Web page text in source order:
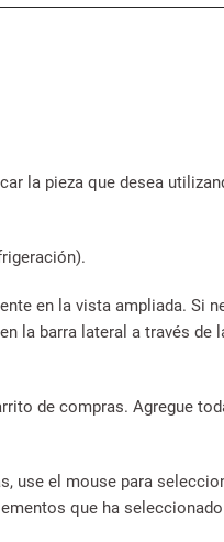
la pieza que desea
en la vista ampliada. Si
la barra lateral a través de
de compras. Agregue
use el mouse para
que ha